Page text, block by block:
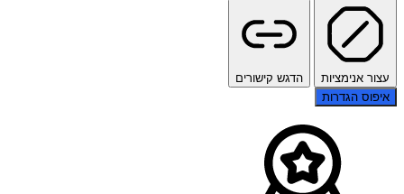
עצור אנימציות
הדגש קישורים
איפוס הגדרות